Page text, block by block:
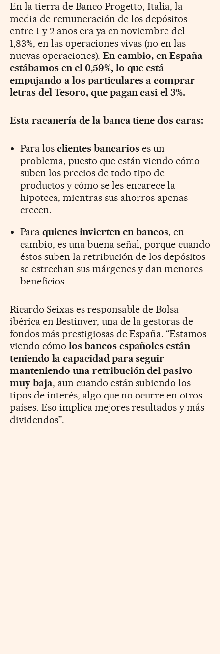
En la tierra de Banco Progetto, Italia, la
media de remuneración de los depósitos
entre 1 y 2 años era ya en noviembre del
1,83%, en las operaciones vivas (no en las
nuevas operaciones). En cambio, en España
estábamos en el 0,59%, lo que está
empujando a los particulares a comprar
letras del Tesoro, que pagan casi el 3%.
Esta racanería de la banca tiene dos caras:
Para los clientes bancarios es un
problema, puesto que están viendo cómo
suben los precios de todo tipo de
productos y cómo se les encarece la
hipoteca, mientras sus ahorros apenas
crecen.
Para quienes invierten en bancos, en
cambio, es una buena señal, porque cuando
éstos suben la retribución de los depósitos
se estrechan sus márgenes y dan menores
beneficios.
Ricardo Seixas es responsable de Bolsa
ibérica en Bestinver, una de la gestoras de
fondos más prestigiosas de España. “Estamos
viendo cómo los bancos españoles están
teniendo la capacidad para seguir
manteniendo una retribución del pasivo
muy baja, aun cuando están subiendo los
tipos de interés, algo que no ocurre en otros
países. Eso implica mejores resultados y más
dividendos”.